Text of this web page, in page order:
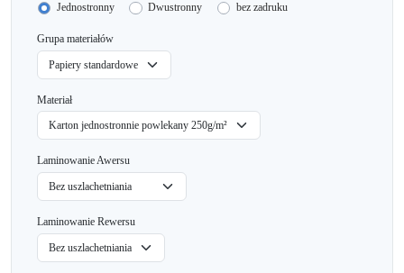
Jednostronny
Dwustronny bez zadruku
Grupa materiałów
Materiał
Laminowanie Awersu
Laminowanie Rewersu